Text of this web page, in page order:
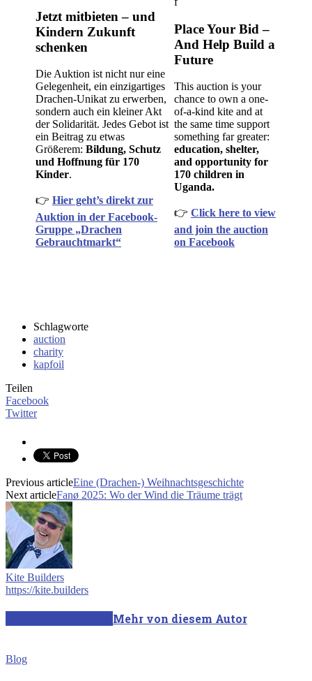
Jetzt mitbieten – und
Kindern Zukunft
schenken
Die Auktion ist nicht nur eine
Gelegenheit, ein einzigartiges
Drachen-Unikat zu erwerben,
sondern auch ein kleiner Akt
der Solidarität. Jedes Gebot ist
ein Beitrag zu etwas
Größerem: Bildung, Schutz
und Hoffnung für 170
Kinder.
👉 Hier geht’s direkt zur
Auktion in der Facebook-
Gruppe „Drachen
Gebrauchtmarkt“
Place Your Bid –
And Help Build a
Future
This auction is your
chance to own a one-
of-a-kind kite and at
the same time support
something far greater:
education, shelter,
and opportunity for
170 children in
Uganda.
👉 Click here to view
and join the auction
on Facebook
Schlagworte
auction
charity
kapfoil
Teilen
Facebook
Twitter
Previous articleEine (Drachen-) Weihnachtsgeschichte
Next articleFanø 2025: Wo der Wind die Träume trägt
Kite Builders
https://kite.builders
Mehr von diesem Autor
Blog